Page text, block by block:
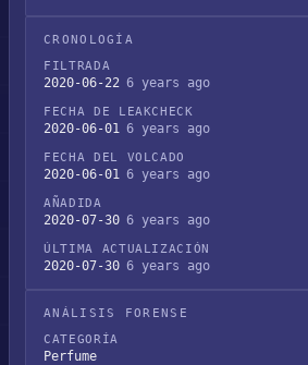
CRONOLOGÍA
FILTRADA
2020-06-22 6 years ago
FECHA DE LEAKCHECK
2020-06-01 6 years ago
FECHA DEL VOLCADO
2020-06-01 6 years ago
AÑADIDA
2020-07-30 6 years ago
ÚLTIMA ACTUALIZACIÓN
2020-07-30 6 years ago
ANÁLISIS FORENSE
CATEGORÍA
Perfume